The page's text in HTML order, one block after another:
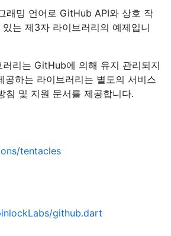
래밍 언어로 GitHub API와 상호 작
는 제3자 라이브러리의 예제입니
리는 GitHub에 의해 유지 관리되지
공하는 라이브러리는 별도의 서비스
침 및 지원 문서를 제공합니다.
tentacles
github.dart